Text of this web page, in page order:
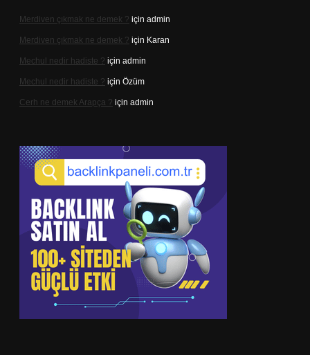
Merdiven çıkmak ne demek ? için admin
Merdiven çıkmak ne demek ? için Karan
Mechul nedir hadiste ? için admin
Mechul nedir hadiste ? için Özüm
Cerh ne demek Arapça ? için admin